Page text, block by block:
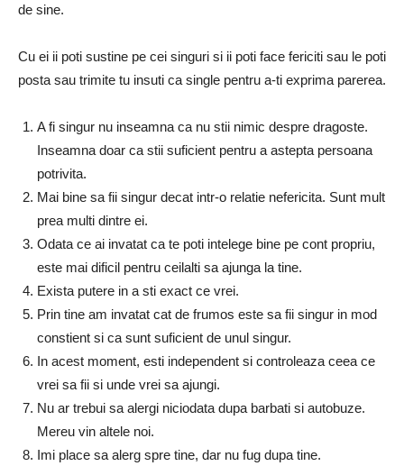
de sine.
Cu ei ii poti sustine pe cei singuri si ii poti face fericiti sau le poti
posta sau trimite tu insuti ca single pentru a-ti exprima parerea.
A fi singur nu inseamna ca nu stii nimic despre dragoste.
Inseamna doar ca stii suficient pentru a astepta persoana
potrivita.
Mai bine sa fii singur decat intr-o relatie nefericita. Sunt mult
prea multi dintre ei.
Odata ce ai invatat ca te poti intelege bine pe cont propriu,
este mai dificil pentru ceilalti sa ajunga la tine.
Exista putere in a sti exact ce vrei.
Prin tine am invatat cat de frumos este sa fii singur in mod
constient si ca sunt suficient de unul singur.
In acest moment, esti independent si controleaza ceea ce
vrei sa fii si unde vrei sa ajungi.
Nu ar trebui sa alergi niciodata dupa barbati si autobuze.
Mereu vin altele noi.
Imi place sa alerg spre tine, dar nu fug dupa tine.